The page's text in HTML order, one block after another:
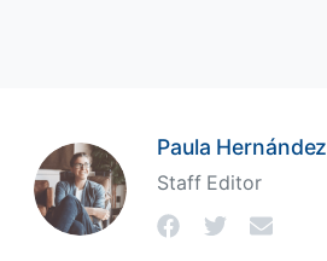
Paula Hernández
Staff Editor